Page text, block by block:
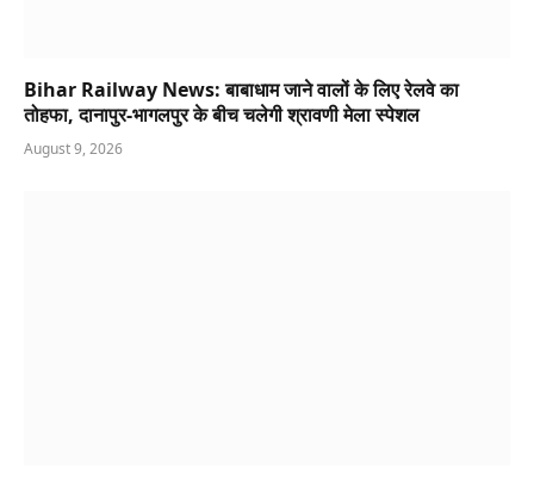
Bihar Railway News: बाबाधाम जाने वालों के लिए रेलवे का
तोहफा, दानापुर-भागलपुर के बीच चलेगी श्रावणी मेला स्पेशल
August 9, 2026